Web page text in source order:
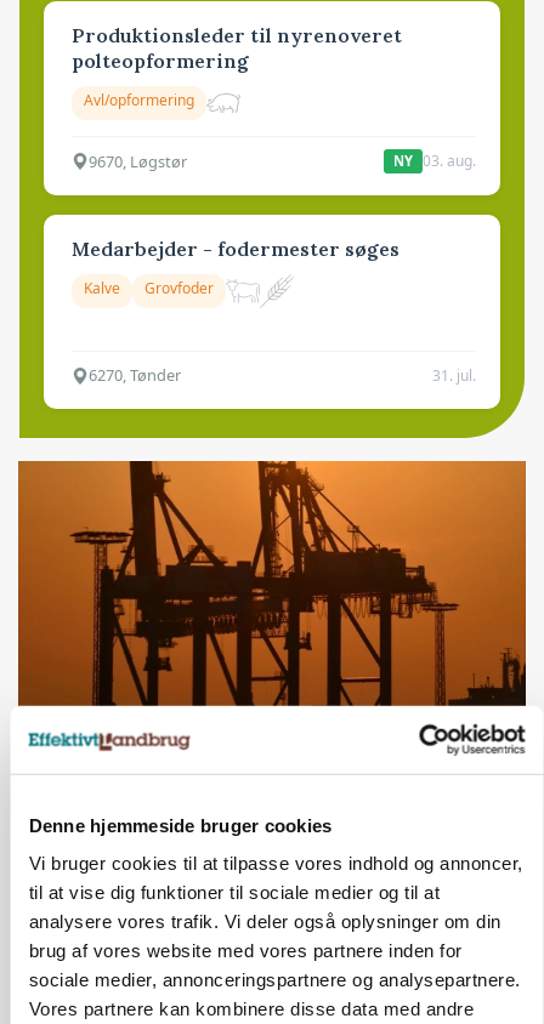
Denne hjemmeside bruger cookies
Vi bruger cookies til at tilpasse vores indhold og annoncer,
til at vise dig funktioner til sociale medier og til at
analysere vores trafik. Vi deler også oplysninger om din
brug af vores website med vores partnere inden for
sociale medier, annonceringspartnere og analysepartnere.
Vores partnere kan kombinere disse data med andre
Produktionsleder til nyrenoveret
polteopformering
Avl/opformering
9670, Løgstør NY 03. aug.
Medarbejder - fodermester søges
Kalve Grovfoder
6270, Tønder 31. jul.
Olien styrer råvaremarkederne